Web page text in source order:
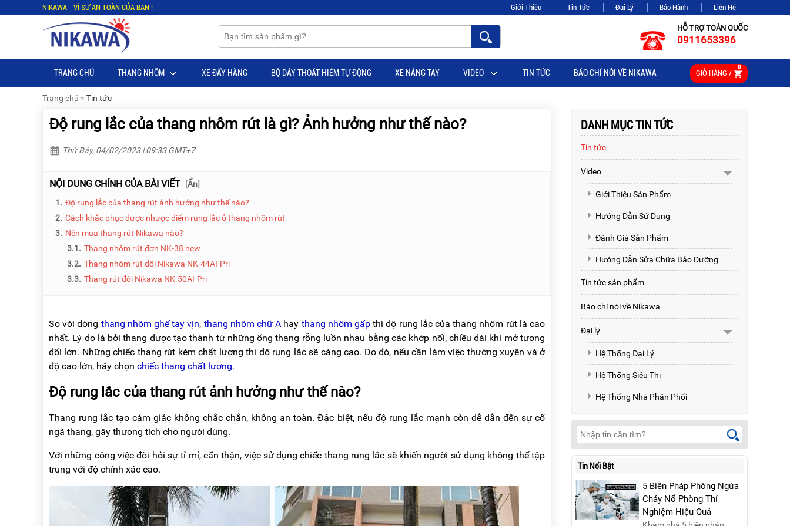
NIKAWA - VÌ SỰ AN TOÀN CỦA BẠN ! Giới Thiệu Tin Tức Đại Lý Bảo Hành Liên Hệ
HỖ TRỢ TOÀN QUỐC
0911653396
TRANG CHỦ THANG NHÔM XE ĐẨY HÀNG BỘ DÂY THOÁT HIỂM TỰ ĐỘNG XE NÂNG TAY VIDEO TIN TỨC BÁO CHÍ NÓI VỀ NIKAWA GIỎ HÀNG /
0
Menu
CHỦ
Menu
CHỦ
Trang chủ » Tin tức
Độ rung lắc của thang nhôm rút là gì? Ảnh hưởng như thế nào?
Thứ Bảy, 04/02/2023 | 09:33 GMT+7
NỘI DUNG CHÍNH CỦA BÀI VIẾT [Ẩn]
1. Độ rung lắc của thang rút ảnh hưởng như thế nào?
2. Cách khắc phục được nhược điểm rung lắc ở thang nhôm rút
3. Nên mua thang rút Nikawa nào?
3.1. Thang nhôm rút đơn NK-38 new
3.2. Thang nhôm rút đôi Nikawa NK-44AI-Pri
3.3. Thang rút đôi Nikawa NK-50AI-Pri
So với dòng thang nhôm ghế tay vịn, thang nhôm chữ A hay thang nhôm gấp thì độ rung lắc của thang nhôm rút là cao
nhất. Lý do là bởi thang được tạo thành từ những ống thang rỗng luồn nhau bằng các khớp nối, chiều dài khi mở tương
đối lớn. Những chiếc thang rút kém chất lượng thì độ rung lắc sẽ càng cao. Do đó, nếu cần làm việc thường xuyên và ở
độ cao lớn, hãy chọn chiếc thang chất lượng.
Độ rung lắc của thang rút ảnh hưởng như thế nào?
Thang rung lắc tạo cảm giác không chắc chắn, không an toàn. Đặc biệt, nếu độ rung lắc mạnh còn dễ dẫn đến sự cố
ngã thang, gây thương tích cho người dùng.
Với những công việc đòi hỏi sự tỉ mỉ, cẩn thận, việc sử dụng chiếc thang rung lắc sẽ khiến người sử dụng không thể tập
trung với độ chính xác cao.
DANH MỤC TIN TỨC
Tin tức
Video
Giới Thiệu Sản Phẩm
Hướng Dẫn Sử Dụng
Đánh Giá Sản Phẩm
Hướng Dẫn Sửa Chữa Bảo Dưỡng
Tin tức sản phẩm
Báo chí nói về Nikawa
Đại lý
Hệ Thống Đại Lý
Hệ Thống Siêu Thị
Hệ Thống Nhà Phân Phối
Tin Nổi Bật
5 Biện Pháp Phòng Ngừa
Cháy Nổ Phòng Thí
Nghiệm Hiệu Quả